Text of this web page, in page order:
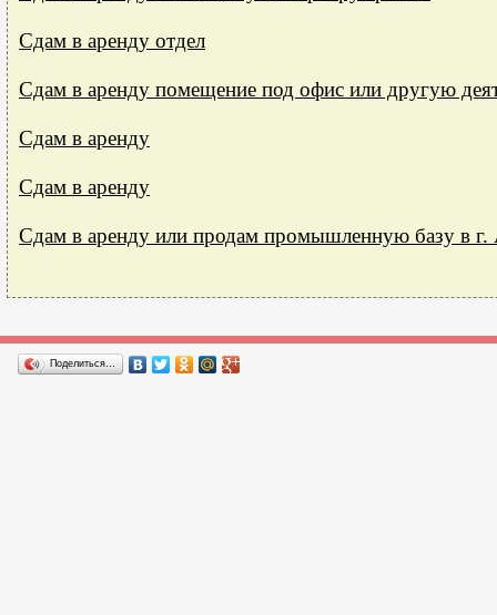
Сдам в аренду отдел
Сдам в аренду помещение под офис или другую
Сдам в аренду
Сдам в аренду
Сдам в аренду или продам промышленную базу в
Поделиться…